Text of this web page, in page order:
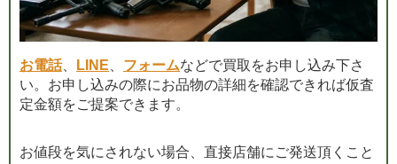
お電話、 LINE フォームなどで買取をお申し込み下さ
い。お申し込みの際にお品物の詳細を確認できれば仮査
定金額をご提案できます。
お値段を気にされない場合、直接店舗にご発送頂くこと